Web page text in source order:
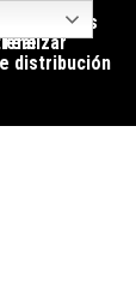
la
de los
realizar
distribución